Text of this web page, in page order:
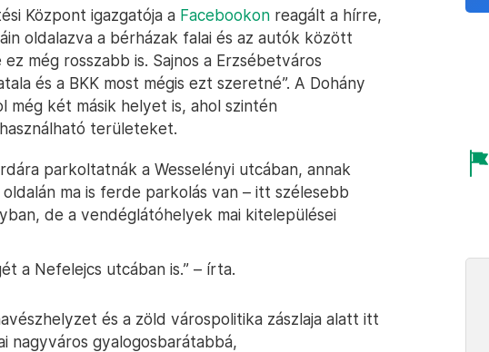
Központ igazgatója a Facebookon reagált a hírre,
oldalazva a bérházak falai és az autók között
még rosszabb is. Sajnos a Erzsébetváros
és a BKK most mégis ezt szeretné”. A Dohány
még két másik helyet is, ahol szintén
területeket.
parkoltatnák a Wesselényi utcában, annak
ma is ferde parkolás van – itt szélesebb
de a vendéglátóhelyek mai kitelepülései
a Nefelejcs utcában is.” – írta.
és a zöld várospolitika zászlaja alatt itt
nagyváros gyalogosbarátabbá,